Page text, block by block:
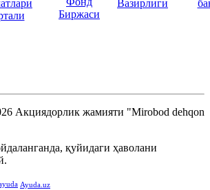
Акциядорлик жамияти "Mirobod dehqon
қуйидаги ҳаволани
Ayuda.uz